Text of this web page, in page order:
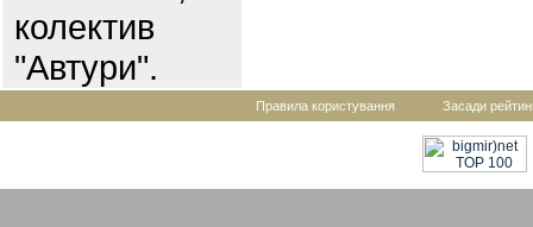
колектив
"Автури".
Правила користування Засади